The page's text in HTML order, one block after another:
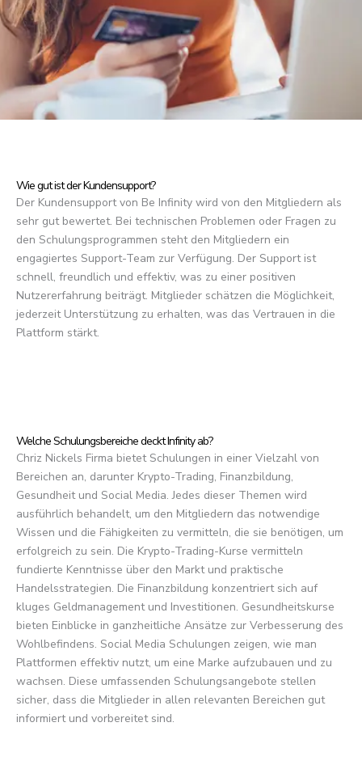
Wie gut ist der Kundensupport?
Der Kundensupport von Be Infinity wird von den Mitgliedern als
sehr gut bewertet. Bei technischen Problemen oder Fragen zu
den Schulungsprogrammen steht den Mitgliedern ein
engagiertes Support-Team zur Verfügung. Der Support ist
schnell, freundlich und effektiv, was zu einer positiven
Nutzererfahrung beiträgt. Mitglieder schätzen die Möglichkeit,
jederzeit Unterstützung zu erhalten, was das Vertrauen in die
Plattform stärkt.
Welche Schulungsbereiche deckt Infinity ab?
Chriz Nickels Firma bietet Schulungen in einer Vielzahl von
Bereichen an, darunter Krypto-Trading, Finanzbildung,
Gesundheit und Social Media. Jedes dieser Themen wird
ausführlich behandelt, um den Mitgliedern das notwendige
Wissen und die Fähigkeiten zu vermitteln, die sie benötigen, um
erfolgreich zu sein. Die Krypto-Trading-Kurse vermitteln
fundierte Kenntnisse über den Markt und praktische
Handelsstrategien. Die Finanzbildung konzentriert sich auf
kluges Geldmanagement und Investitionen. Gesundheitskurse
bieten Einblicke in ganzheitliche Ansätze zur Verbesserung des
Wohlbefindens. Social Media Schulungen zeigen, wie man
Plattformen effektiv nutzt, um eine Marke aufzubauen und zu
wachsen. Diese umfassenden Schulungsangebote stellen
sicher, dass die Mitglieder in allen relevanten Bereichen gut
informiert und vorbereitet sind.